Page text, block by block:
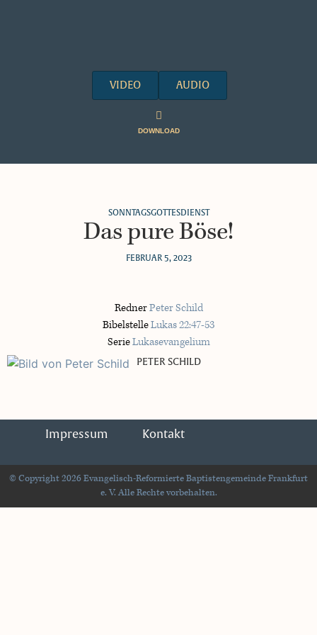
VIDEO AUDIO
DOWNLOAD
SONNTAGSGOTTESDIENST
Das pure Böse!
FEBRUAR 5, 2023
RednerPeter Schild
BibelstelleLukas 22:47-53
SerieLukasevangelium
PETER SCHILD
Impressum Kontakt
© Copyright 2026 Evangelisch-Reformierte Baptistengemeinde Frankfurt
e. V. Alle Rechte vorbehalten.